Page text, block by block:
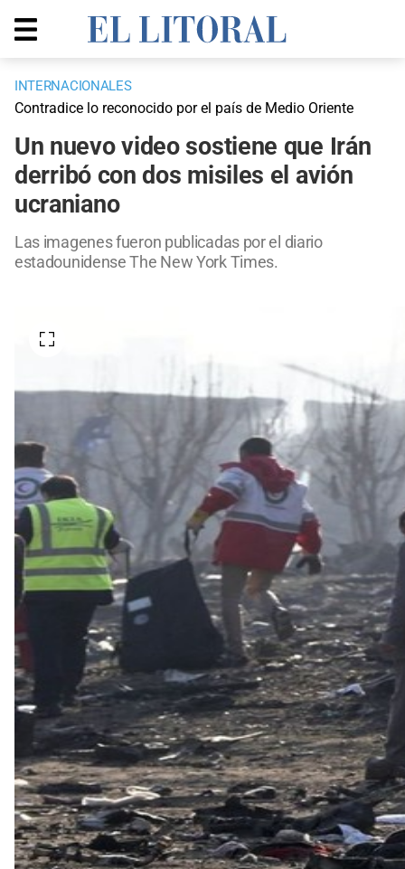
INTERNACIONALES
Contradice lo reconocido por el país de Medio Oriente
Un nuevo video sostiene que Irán
derribó con dos misiles el avión
ucraniano
Las imagenes fueron publicadas por el diario
estadounidense The New York Times.